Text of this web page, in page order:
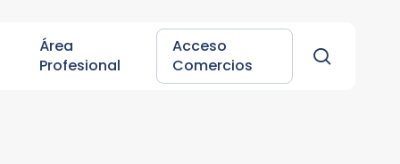
Área
Profesional
Acceso
Comercios